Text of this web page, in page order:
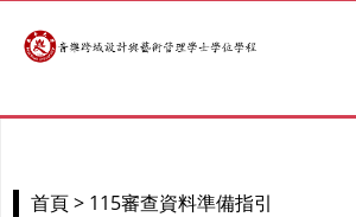
首頁 > 115審查資料準備指引